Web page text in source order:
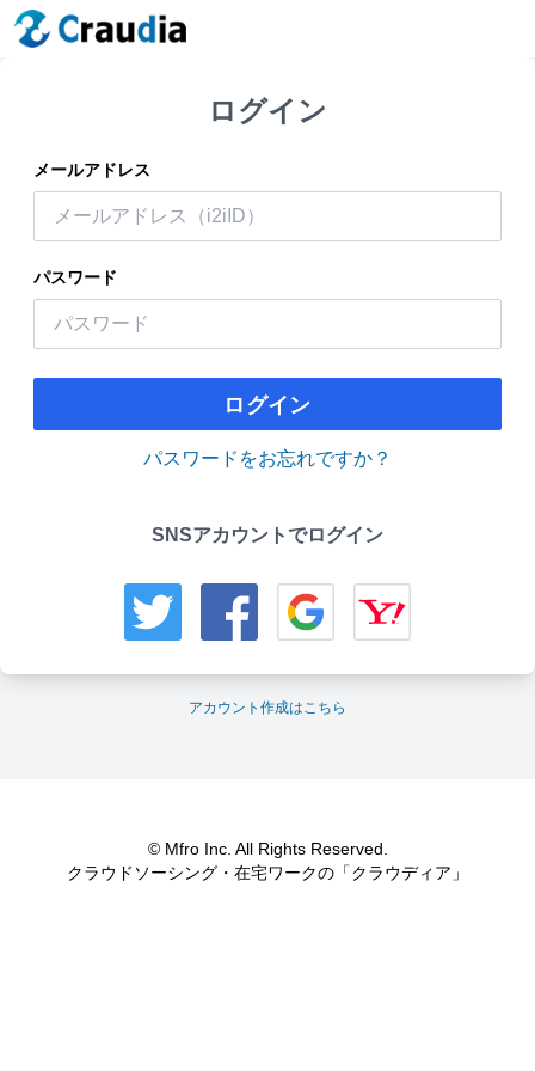
ログイン
メールアドレス
パスワード
ログイン
パスワードをお忘れですか？
SNSアカウントでログイン
アカウント作成はこちら
© Mfro Inc. All Rights Reserved.
クラウドソーシング・在宅ワークの「クラウディア」